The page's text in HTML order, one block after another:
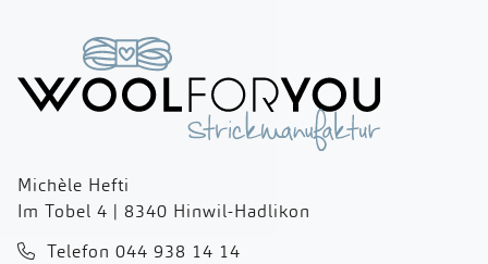
Michèle Hefti
Im Tobel 4 | 8340 Hinwil-Hadlikon
Telefon 044 938 14 14